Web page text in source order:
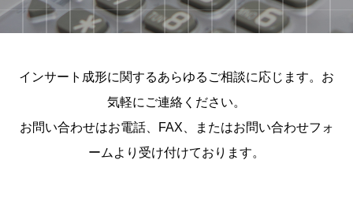
インサート成形に関するあらゆるご相談に応じます。お
気軽にご連絡ください。
お問い合わせはお電話、FAX、またはお問い合わせフォ
ームより受け付けております。
お問い合わせ